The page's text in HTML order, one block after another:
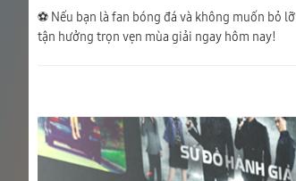
⚽ Nếu bạn là fan bóng đá và không muốn bỏ
tận hưởng trọn vẹn mùa giải ngay hôm nay!